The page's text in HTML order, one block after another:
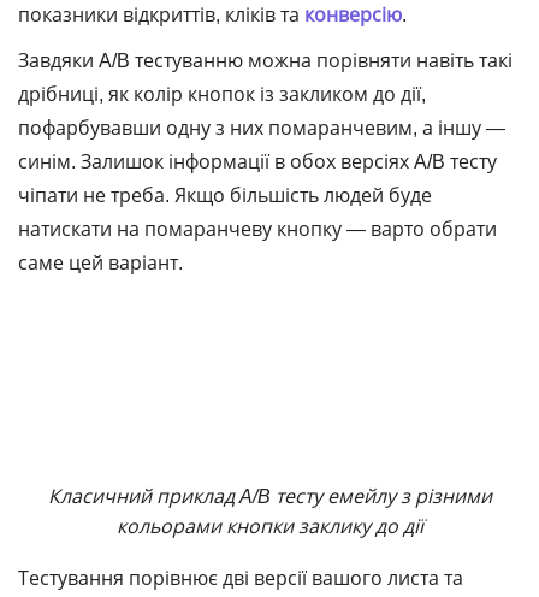
показники відкриттів, кліків та конверсію.
Завдяки A/B тестуванню можна порівняти навіть такі
дрібниці, як колір кнопок із закликом до дії,
пофарбувавши одну з них помаранчевим, а іншу ―
синім. Залишок інформації в обох версіях A/B тесту
чіпати не треба. Якщо більшість людей буде
натискати на помаранчеву кнопку ― варто обрати
саме цей варіант.
Класичний приклад A/B тесту емейлу з різними
кольорами кнопки заклику до дії
Тестування порівнює дві версії вашого листа та